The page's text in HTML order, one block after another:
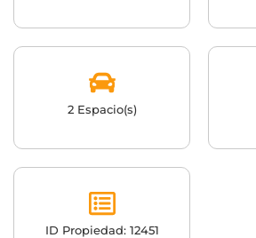
2 Espacio(s)
ID Propiedad: 12451